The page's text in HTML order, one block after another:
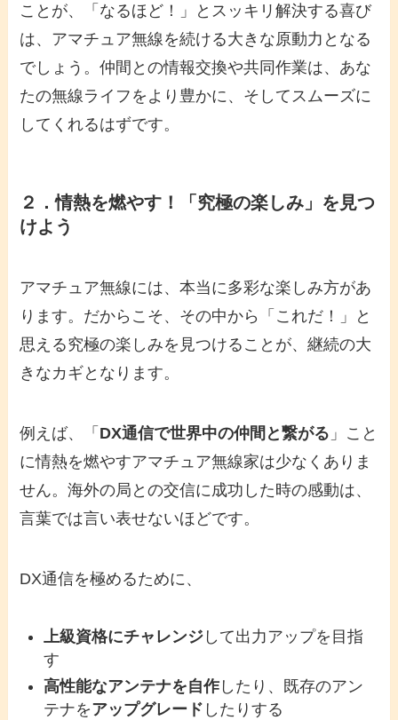
ことが、「なるほど！」とスッキリ解決する喜び
は、アマチュア無線を続ける大きな原動力となる
でしょう。仲間との情報交換や共同作業は、あな
たの無線ライフをより豊かに、そしてスムーズに
してくれるはずです。
２．情熱を燃やす！「究極の楽しみ」を見つ
けよう
アマチュア無線には、本当に多彩な楽しみ方があ
ります。だからこそ、その中から「これだ！」と
思える究極の楽しみを見つけることが、継続の大
きなカギとなります。
例えば、「 DX通信で世界中の仲間と繋がる 」こと
に情熱を燃やすアマチュア無線家は少なくありま
せん。海外の局との交信に成功した時の感動は、
言葉では言い表せないほどです。
DX通信を極めるために、
上級資格にチャレンジ して出力アップを目指
す
高性能なアンテナを自作 したり、既存のアン
テナをアップグレード したりする